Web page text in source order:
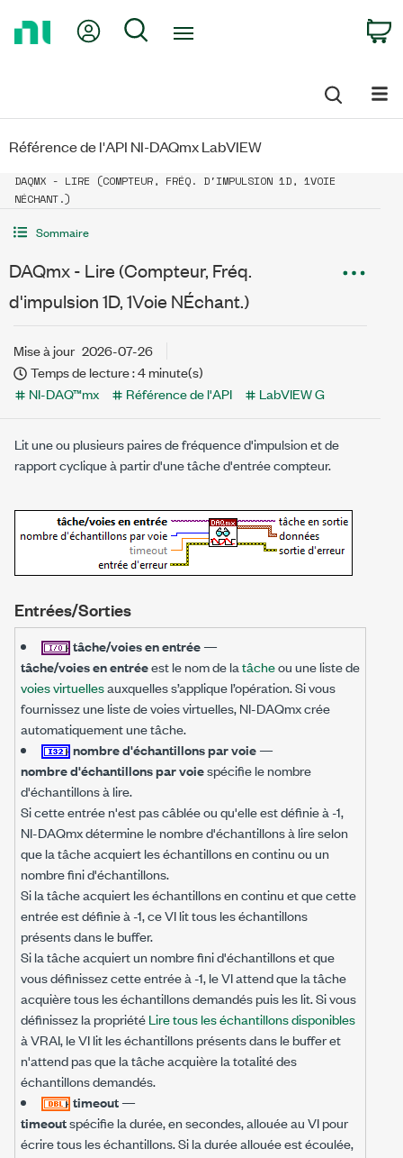
My Account
Search
Référence de l'API NI-DAQmx LabVIEW
DAQMX - LIRE (COMPTEUR, FRÉQ. D'IMPULSION 1D, 1VOIE
NÉCHANT.)
Sommaire
DAQmx - Lire (Compteur, Fréq.
d'impulsion 1D, 1Voie NÉchant.)
Mise à jour 2026-07-26
Temps de lecture : 4 minute(s)
NI-DAQ™mx
Référence de l'API LabVIEW G
Lit une ou plusieurs paires de fréquence d'impulsion et de
rapport cyclique à partir d'une tâche d'entrée compteur.
Entrées/Sorties
tâche/voies en entrée—
tâche/voies en entréeest le nom de latâcheou une liste de
voies virtuellesauxquelles s’applique l’opération. Si vous
fournissez une liste de voies virtuelles, NI-DAQmx crée
automatiquement une tâche.
nombre d'échantillons par voie—
nombre d'échantillons par voiespécifie le nombre
d'échantillons à lire.
Si cette entrée n'est pas câblée ou qu'elle est définie à -1,
NI-DAQmx détermine le nombre d'échantillons à lire selon
que la tâche acquiert les échantillons en continu ou un
nombre fini d'échantillons.
Si la tâche acquiert les échantillons en continu et que cette
entrée est définie à -1, ce VI lit tous les échantillons
présents dans le buffer.
Si la tâche acquiert un nombre fini d'échantillons et que
vous définissez cette entrée à -1, le VI attend que la tâche
acquière tous les échantillons demandés puis les lit. Si vous
définissez la propriétéLire tous les échantillons disponibles
à VRAI, le VI lit les échantillons présents dans le buffer et
n'attend pas que la tâche acquière la totalité des
échantillons demandés.
timeout—
timeoutspécifie la durée, en secondes, allouée au VI pour
écrire tous les échantillons. Si la durée allouée est écoulée,